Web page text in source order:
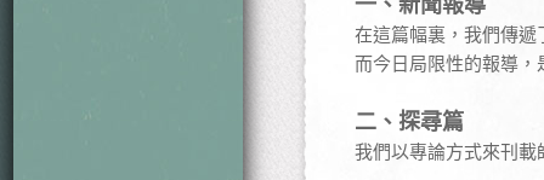
一、新聞報導
在這篇幅裏，我們傳
而今日局限性的報導
二、探尋篇
我們以專論方式來刊